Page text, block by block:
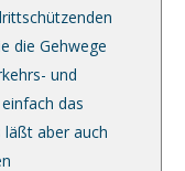
die Gehwege
und
das
läßt aber auch